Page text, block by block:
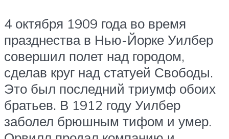
4 октября 1909 года во время
празднества в Нью-Йорке Уилбер
совершил полет над городом,
сделав круг над статуей Свободы.
Это был последний триумф обоих
братьев. В 1912 году Уилбер
заболел брюшным тифом и умер.